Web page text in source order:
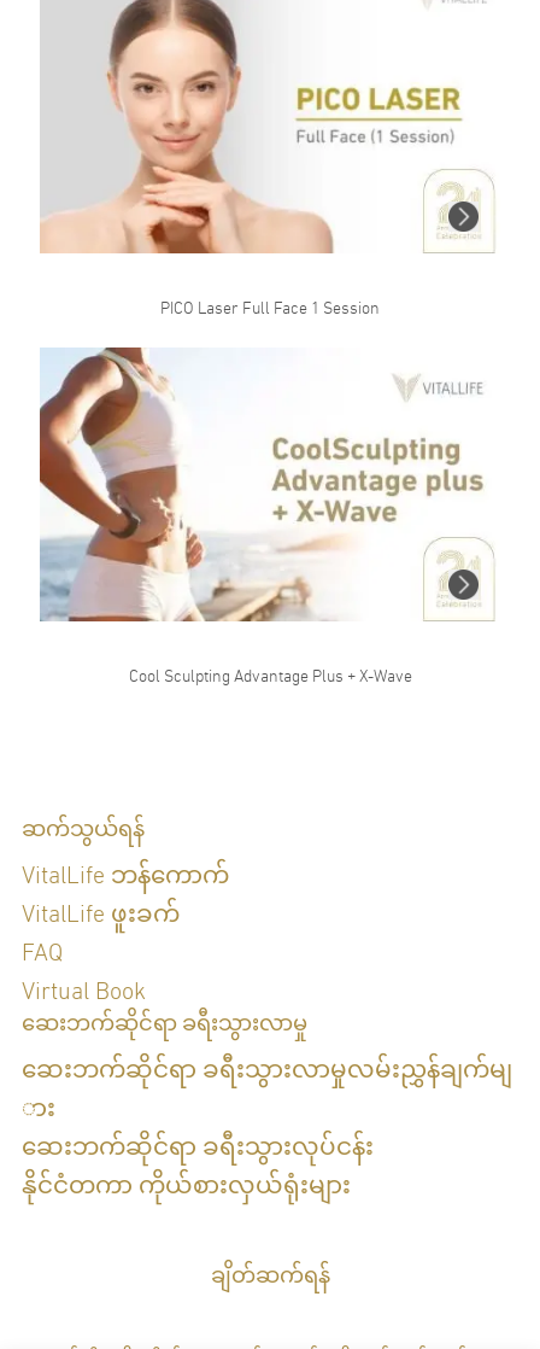
PICO Laser Full Face 1 Session
Cool Sculpting Advantage Plus + X-Wave
ဆက်သွယ်ရန်
VitalLife ဘန်ကောက်
VitalLife ဖူးခက်
FAQ
Virtual Book
ဆေးဘက်ဆိုင်ရာ ခရီးသွားလာမှု
ဆေးဘက်ဆိုင်ရာ ခရီးသွားလာမှုလမ်းညွှန်ချက်မျ
ား
ဆေးဘက်ဆိုင်ရာ ခရီးသွားလုပ်ငန်း
နိုင်ငံတကာ ကိုယ်စားလှယ်ရုံးများ
ချိတ်ဆက်ရန်